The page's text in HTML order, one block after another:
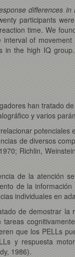
differences
participants
time. We
of
in the high IQ
han tratado
y varios
de diversos
Richlin,
de la atención
de la
individuales en
de demostrar
que los PELLs
y respuesta
1986).